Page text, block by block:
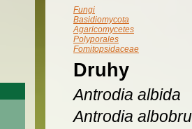
Fungi
Basidiomycota
Agaricomycetes
Polyporales
Fomitopsidaceae
Druhy
Antrodia albida
Antrodia